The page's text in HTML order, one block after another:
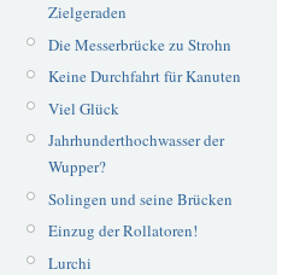
Zielgeraden
Die Messerbrücke zu Strohn
Keine Durchfahrt für Kanuten
Viel Glück
Jahrhunderthochwasser der
Wupper?
Solingen und seine Brücken
Einzug der Rollatoren!
Lurchi